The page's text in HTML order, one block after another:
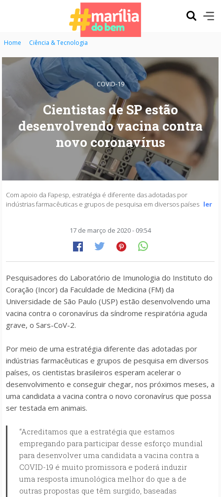
Home Ciência & Tecnologia
COVID-19
Cientistas de SP estão
desenvolvendo vacina contra
novo coronavírus
Com apoio da Fapesp, estratégia é diferente das adotadas por
indústrias farmacêuticas e grupos de pesquisa em diversos países ler
17 de março de 2020 - 09:54
Pesquisadores do Laboratório de Imunologia do Instituto do
Coração (Incor) da Faculdade de Medicina (FM) da
Universidade de São Paulo (USP) estão desenvolvendo uma
vacina contra o coronavírus da síndrome respiratória aguda
grave, o Sars-CoV-2.
Por meio de uma estratégia diferente das adotadas por
indústrias farmacêuticas e grupos de pesquisa em diversos
países, os cientistas brasileiros esperam acelerar o
desenvolvimento e conseguir chegar, nos próximos meses, a
uma candidata a vacina contra o novo coronavírus que possa
ser testada em animais.
“Acreditamos que a estratégia que estamos
empregando para participar desse esforço mundial
para desenvolver uma candidata a vacina contra a
COVID-19 é muito promissora e poderá induzir
uma resposta imunológica melhor do que a de
outras propostas que têm surgido, baseadas